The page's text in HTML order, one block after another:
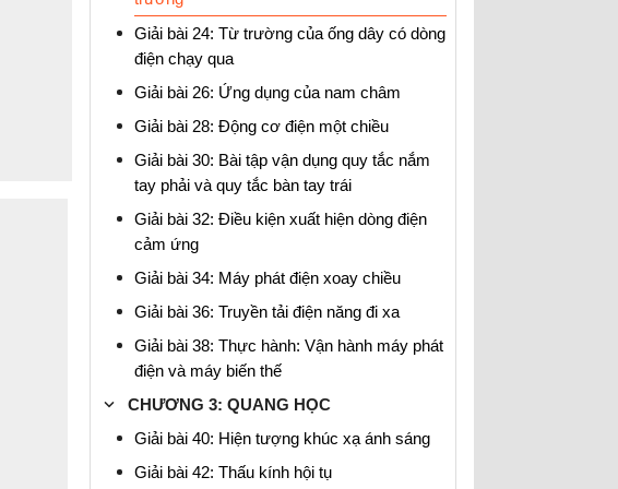
Giải bài 24: Từ trường của ống dây có dòng
điện chạy qua
Giải bài 26: Ứng dụng của nam châm
Giải bài 28: Động cơ điện một chiều
Giải bài 30: Bài tập vận dụng quy tắc nắm
tay phải và quy tắc bàn tay trái
Giải bài 32: Điều kiện xuất hiện dòng điện
cảm ứng
Giải bài 34: Máy phát điện xoay chiều
Giải bài 36: Truyền tải điện năng đi xa
Giải bài 38: Thực hành: Vận hành máy phát
điện và máy biến thế
CHƯƠNG 3: QUANG HỌC
Giải bài 40: Hiện tượng khúc xạ ánh sáng
Giải bài 42: Thấu kính hội tụ